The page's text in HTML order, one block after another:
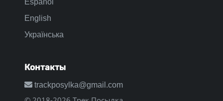
Español
English
Українська
Контакты
trackposylka@gmail.com